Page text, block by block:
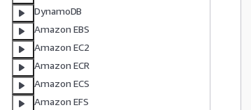
DynamoDB
Amazon EBS
Amazon EC2
Amazon ECR
Amazon ECS
Amazon EFS